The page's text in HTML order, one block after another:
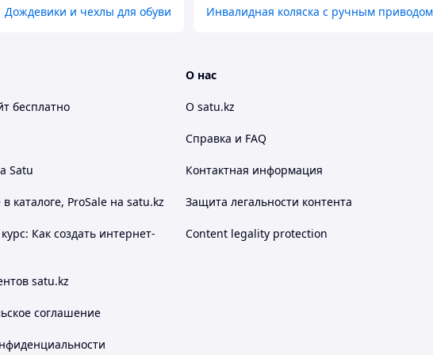
станет идеальным выбором для вашего
так и для ребенка во время прогулок на
позволяет малышу чувствовать себя
обеспечивают правильное
Дождевики и чехлы для обуви Инвалидная коляска с ручным приводом
бесплатно
Satu
каталоге, ProSale на satu.kz
Как создать интернет-
satu.kz
соглашение
О нас
О satu.kz
Справка и FAQ
Контактная информация
Защита легальности контента
Content legality protection